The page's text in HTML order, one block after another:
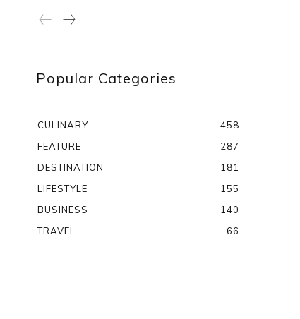
Popular Categories
CULINARY
458
FEATURE
287
DESTINATION
181
LIFESTYLE
155
BUSINESS
140
TRAVEL
66